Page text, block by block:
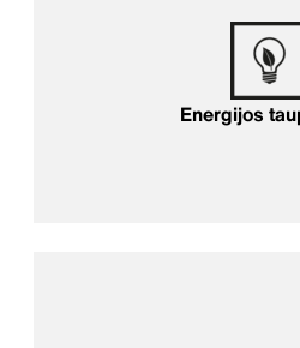
Energijos